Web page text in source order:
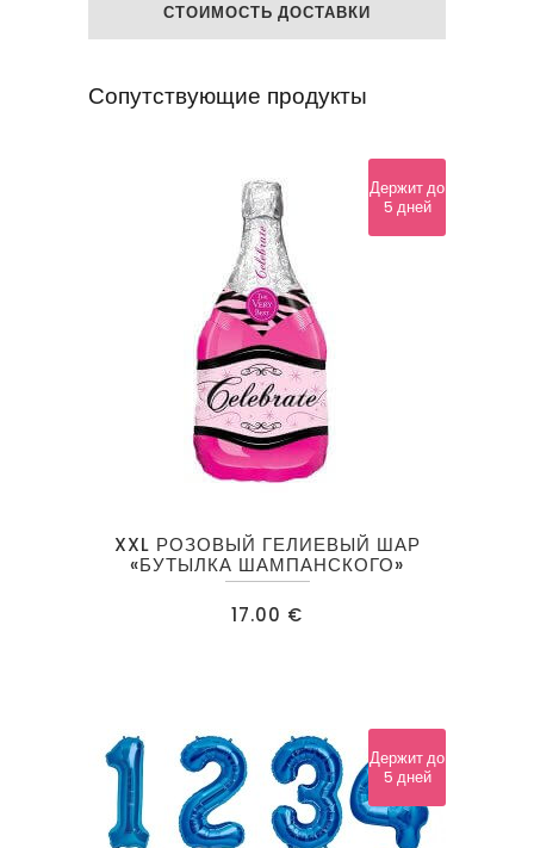
СТОИМОСТЬ ДОСТАВКИ
Сопутствующие продукты
XXL РОЗОВЫЙ ГЕЛИЕВЫЙ ШАР
«БУТЫЛКА ШАМПАНСКОГО»
17.00 €
Держит до
5 дней
Держит до
5 дней